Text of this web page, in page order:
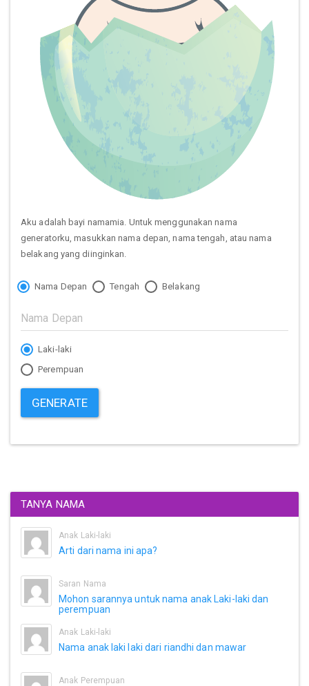
Aku adalah bayi namamia. Untuk menggunakan nama
generatorku, masukkan nama depan, nama tengah, atau nama
belakang yang diinginkan.
Nama Depan Tengah Belakang
Laki-laki
Perempuan
GENERATE
TANYA NAMA
Anak Laki-laki
Arti dari nama ini apa?
Saran Nama
Mohon sarannya untuk nama anak Laki-laki dan
perempuan
Anak Laki-laki
Nama anak laki laki dari riandhi dan mawar
Anak Perempuan